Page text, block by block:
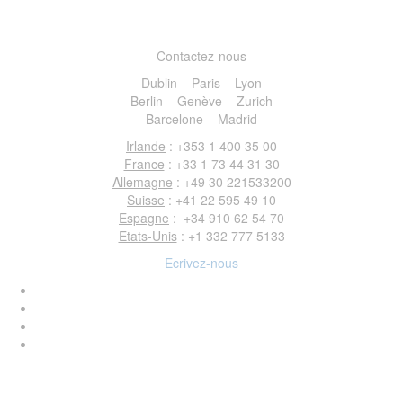
Contactez-nous
Dublin – Paris – Lyon
Berlin – Genève – Zurich
Barcelone – Madrid
Irlande : +353 1 400 35 00
France : +33 1 73 44 31 30
Allemagne : +49 30 221533200
Suisse : +41 22 595 49 10
Espagne : +34 910 62 54 70
Etats-Unis: +1 332 777 5133
Ecrivez-nous